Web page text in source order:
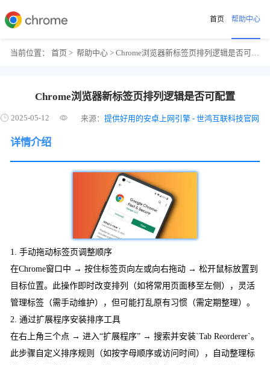
首页 帮助中心
当前位置： 首页 >帮助中心 > Chrome浏览器新标签页排列逻辑是否可配置
Chrome浏览器新标签页排列逻辑是否可配置
2025-05-12 来源： 提供好用的安卓上网引擎 - 世鸿互联科技官网
详情介绍
1. 手动拖动标签页调整顺序
在Chrome窗口中 → 按住标签页向左或向右拖动 → 松开鼠标放置到
目标位置。此操作即时改变排列（如将常用页面移至左侧），灵活
管理标签（需手动维护），但可能打乱原有习惯（需定期整理）。
2. 通过扩展程序安装排序工具
在右上角三个点 → 进入“扩展程序” → 搜索并安装`Tab Reorderer`。
此步骤自定义排序规则（如按字母顺序或访问时间），自动整理标